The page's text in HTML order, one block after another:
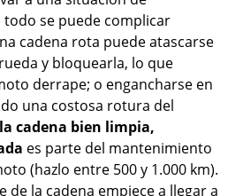
se puede complicar
cadena rota puede atascarse
y bloquearla, lo que
derrape; o engancharse en
una costosa rotura del
cadena bien limpia,
es parte del mantenimiento
(hazlo entre 500 y 1.000 km).
de la cadena empiece a llegar a